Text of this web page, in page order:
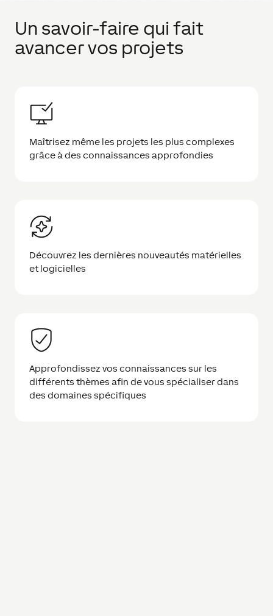
Un savoir-faire qui fait
avancer vos projets
Maîtrisez même les projets les plus complexes
grâce à des connaissances approfondies
Découvrez les dernières nouveautés matérielles
et logicielles
Approfondissez vos connaissances sur les
différents thèmes afin de vous spécialiser dans
des domaines spécifiques